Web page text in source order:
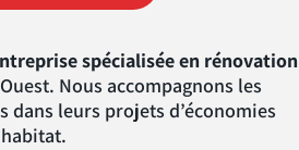
spécialisée en rénovation
Nous accompagnons les
leurs projets d’économies